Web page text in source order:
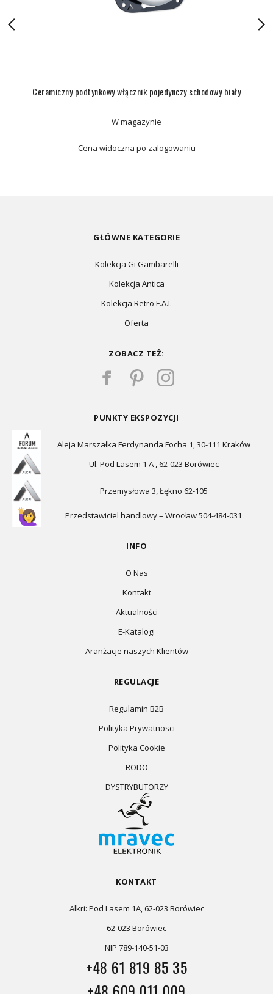
Ceramiczny podtynkowy włącznik pojedynczy schodowy biały
W magazynie
Cena widoczna po zalogowaniu
GŁÓWNE KATEGORIE
Kolekcja Gi Gambarelli
Kolekcja Antica
Kolekcja Retro F.A.I.
Oferta
ZOBACZ TEŻ:
PUNKTY EKSPOZYCJI
Aleja Marszałka Ferdynanda Focha 1, 30-111 Kraków
Ul. Pod Lasem 1 A , 62-023 Borówiec
Przemysłowa 3, Łękno 62-105
Przedstawiciel handlowy – Wrocław 504-484-031
INFO
O Nas
Kontakt
Aktualności
E-Katalogi
Aranżacje naszych Klientów
REGULACJE
Regulamin B2B
Polityka Prywatnosci
Polityka Cookie
RODO
DYSTRYBUTORZY
KONTAKT
Alkri: Pod Lasem 1A, 62-023 Borówiec
62-023 Borówiec
NIP 789-140-51-03
+48 61 819 85 35